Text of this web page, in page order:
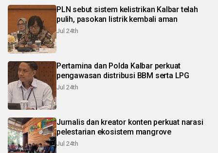
PLN sebut sistem kelistrikan Kalbar telah
pulih, pasokan listrik kembali aman
Jul 24th
Pertamina dan Polda Kalbar perkuat
pengawasan distribusi BBM serta LPG
Jul 24th
Jurnalis dan kreator konten perkuat narasi
pelestarian ekosistem mangrove
Jul 24th